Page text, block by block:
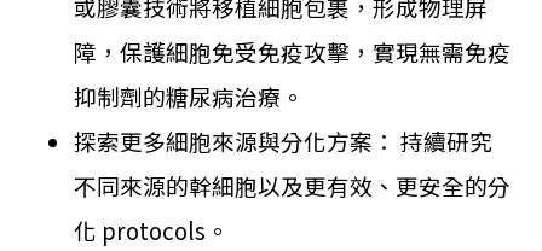
或膠囊技術將移植細胞包裹，形成物理屏
障，保護細胞免受免疫攻擊，實現無需免疫
抑制劑的糖尿病治療。
探索更多細胞來源與分化方案： 持續研究
不同來源的幹細胞以及更有效、更安全的分
化 protocols。